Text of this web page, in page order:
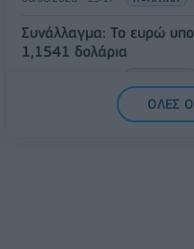
Συνάλλαγμα: Το ευρώ
1,1541 δολάρια
ΟΛΕΣ